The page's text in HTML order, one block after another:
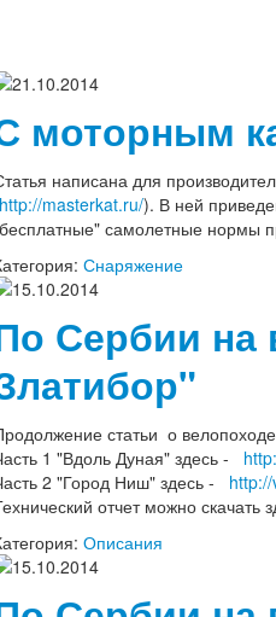
21.10.2014
моторным
написана для
http://masterkat.ru/). В ней
самолетные нормы
Снаряжение
15.10.2014
Сербии на
статьи о
1 "Вдоль Дуная" здесь -
2 "Город Ниш" здесь -
отчет можно скачать
Описания
15.10.2014